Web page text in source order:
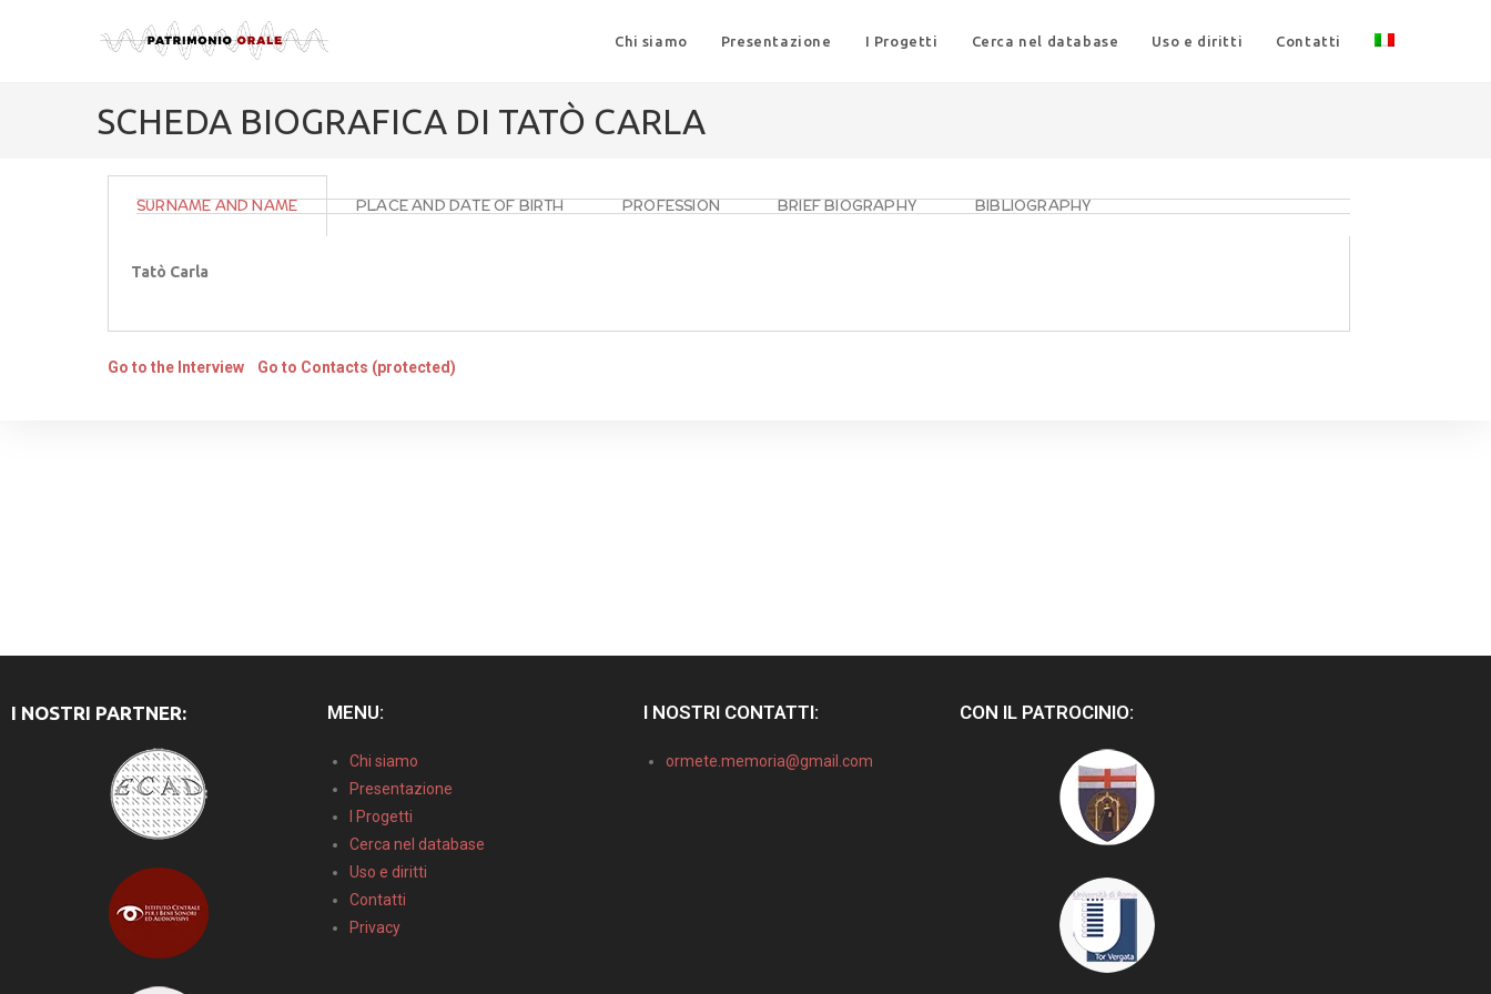
Chi siamo Presentazione I Progetti Cerca nel database Uso e diritti Contatti
SCHEDA BIOGRAFICA DI TATÒ CARLA
SURNAME AND NAME PLACE AND DATE OF BIRTH PROFESSION BRIEF BIOGRAPHY BIBLIOGRAPHY
Tatò Carla
Go to the Interview Go to Contacts (protected)
I NOSTRI PARTNER: MENU:
Chi siamo
Presentazione
I Progetti
Cerca nel database
Uso e diritti
Contatti
Privacy
I NOSTRI CONTATTI:
ormete.memoria@gmail.com
CON IL PATROCINIO: